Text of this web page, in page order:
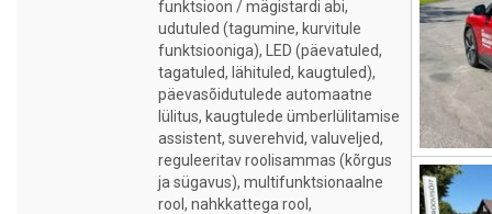
funktsioon / mägistardi abi,
udutuled (tagumine, kurvitule
funktsiooniga), LED (päevatuled,
tagatuled, lähituled, kaugtuled),
päevasõidutulede automaatne
lülitus, kaugtulede ümberlülitamise
assistent, suverehvid, valuveljed,
reguleeritav roolisammas (kõrgus
ja sügavus), multifunktsionaalne
rool, nahkkattega rool,